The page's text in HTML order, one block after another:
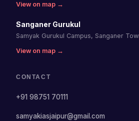
View on map →
Sanganer Gurukul
Samyak Gurukul Campus, Sanganer
View on map →
CONTACT
+91 98751 70111
samyakiasjaipur@gmail.com